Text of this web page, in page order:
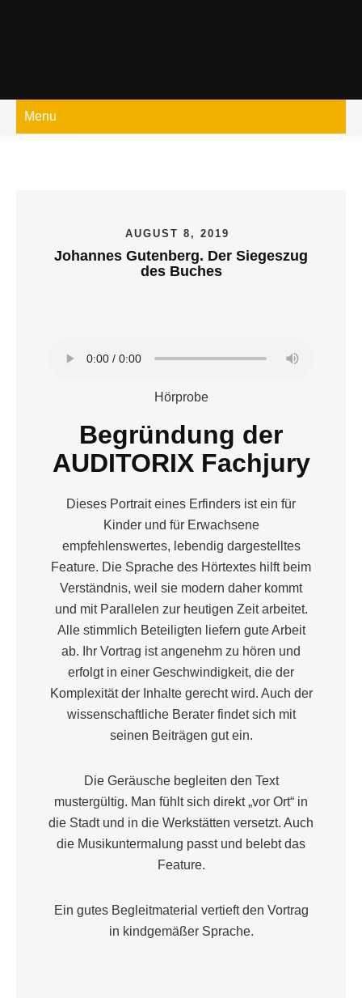
Menu
AUGUST 8, 2019
Johannes Gutenberg. Der Siegeszug
des Buches
Hörprobe
Begründung der
AUDITORIX Fachjury
Dieses Portrait eines Erfinders ist ein für
Kinder und für Erwachsene
empfehlenswertes, lebendig dargestelltes
Feature. Die Sprache des Hörtextes hilft beim
Verständnis, weil sie modern daher kommt
und mit Parallelen zur heutigen Zeit arbeitet.
Alle stimmlich Beteiligten liefern gute Arbeit
ab. Ihr Vortrag ist angenehm zu hören und
erfolgt in einer Geschwindigkeit, die der
Komplexität der Inhalte gerecht wird. Auch der
wissenschaftliche Berater findet sich mit
seinen Beiträgen gut ein.
Die Geräusche begleiten den Text
mustergültig. Man fühlt sich direkt „vor Ort“ in
die Stadt und in die Werkstätten versetzt. Auch
die Musikuntermalung passt und belebt das
Feature.
Ein gutes Begleitmaterial vertieft den Vortrag
in kindgemäßer Sprache.